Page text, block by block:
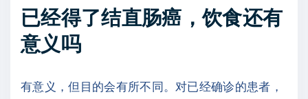
已经得了结直肠癌，饮食还有
意义吗
有意义，但目的会有所不同。对已经确诊的患者，